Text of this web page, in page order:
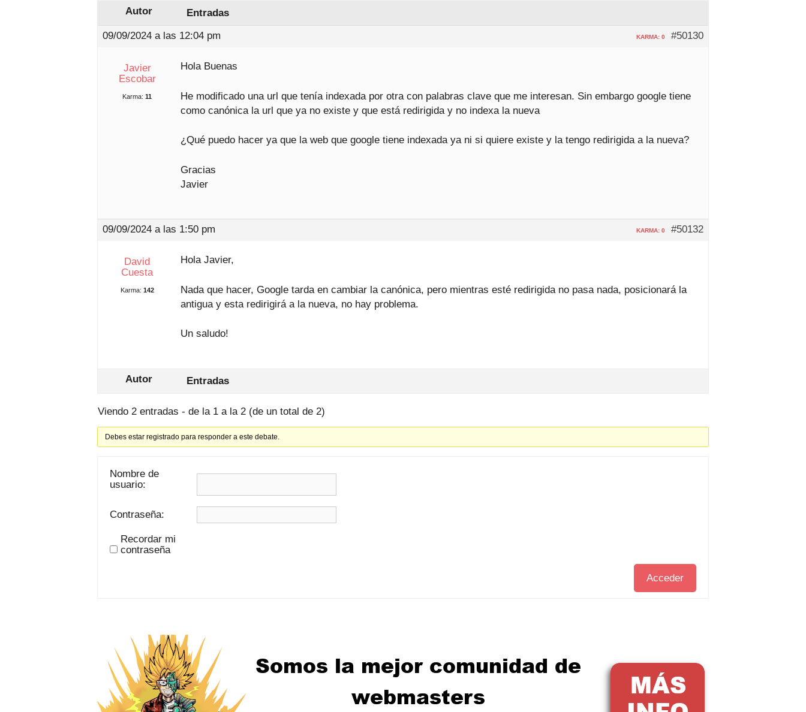
Autor
Entradas
09/09/2024 a las 12:04 pm
#50130
KARMA: 0
Javier
Escobar
Karma: 11
Hola Buenas
He modificado una url que tenía indexada por otra con palabras clave que me interesan. Sin embargo google tiene
como canónica la url que ya no existe y que está redirigida y no indexa la nueva
¿Qué puedo hacer ya que la web que google tiene indexada ya ni si quiere existe y la tengo redirigida a la nueva?
Gracias
Javier
09/09/2024 a las 1:50 pm #50132
KARMA: 0
David
Cuesta
Karma: 142
Hola Javier,
Nada que hacer, Google tarda en cambiar la canónica, pero mientras esté redirigida no pasa nada, posicionará la
antigua y esta redirigirá a la nueva, no hay problema.
Un saludo!
Autor Entradas
Viendo 2 entradas - de la 1 a la 2 (de un total de 2)
Debes estar registrado para responder a este debate.
Nombre de
usuario:
Contraseña:
Recordar mi
contraseña
Acceder